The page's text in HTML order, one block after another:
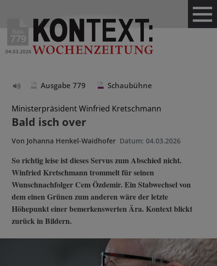
Ausg.
779
04.03.2026
vorlesen
Ausgabe 779 Schaubühne
Ministerpräsident Winfried Kretschmann
Bald isch over
Von Johanna Henkel-Waidhofer Datum: 04.03.2026
So richtig leise ist dieses Servus zum Abschied nicht.
Winfried Kretschmann trommelt für seinen
Wunschnachfolger Cem Özdemir. Ein Stabwechsel von
dem einen Grünen zum anderen wäre der letzte
Höhepunkt einer bemerkenswerten Ära. Kontext blickt
zurück in Bildern.